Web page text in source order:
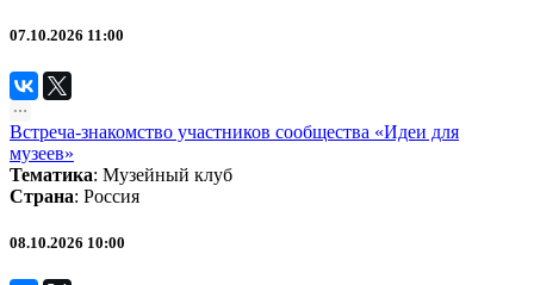
07.10.2026 11:00
Встреча-знакомство участников сообщества «Идеи для
музеев»
Тематика: Музейный клуб
Страна: Россия
08.10.2026 10:00